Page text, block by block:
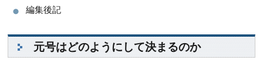
編集後記
元号はどのようにして決まるのか